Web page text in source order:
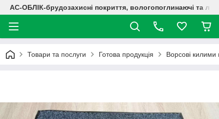
АС-ОБЛІК-брудозахисні покриття, вологопоглинаючі та
Товари та послуги Готова продукція Ворсові килими